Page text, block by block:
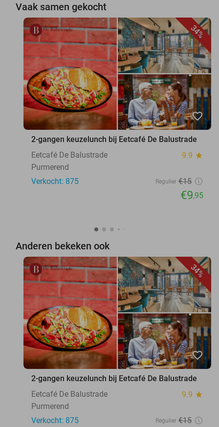
Vaak samen gekocht
34%
favorite_border
2-gangen keuzelunch bij Eetcafé De Balustrade
Eetcafé De Balustrade
9.9 star
Purmerend
Verkocht: 875
Regulier €15
€9,95
Anderen bekeken ook
34%
favorite_border
2-gangen keuzelunch bij Eetcafé De Balustrade
Eetcafé De Balustrade
9.9 star
Purmerend
Verkocht: 875
Regulier €15